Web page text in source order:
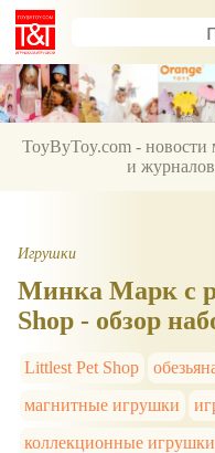
ToyByToy.com - новости
и
Игрушки
Минка Марк с
Shop - обзор
Littlest Pet Shop
магнитные игрушки
коллекционные игрушки